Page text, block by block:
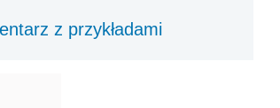
z przykładami